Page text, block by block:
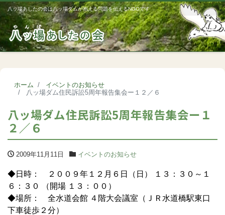
八ッ場あしたの会は八ッ場ダムが抱える問題を伝えるNGOです
ホーム
イベントのお知らせ
八ッ場ダム住民訴訟5周年報告集会ー１２／６
八ッ場ダム住民訴訟5周年報告集会ー１
２／６
2009年11月11日 イベントのお知らせ
◆日時： ２００９年１２月６日（日） １３：３０～１
６：３０ （開場 １３：００）
◆場所： 全水道会館 ４階大会議室（ＪＲ水道橋駅東口
下車徒歩２分）